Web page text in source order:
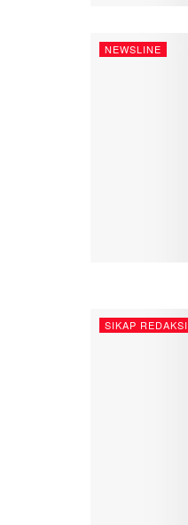
NEWSLINE
SIKAP REDAKSI